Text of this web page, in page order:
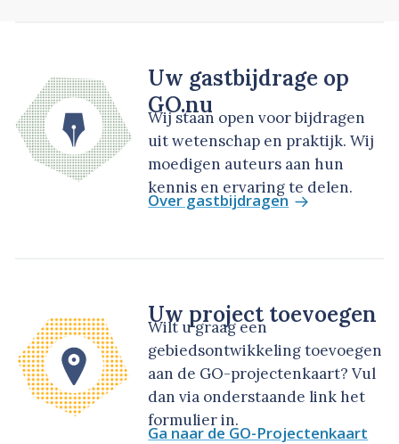
Uw gastbijdrage op
GO.nu
Wij staan open voor bijdragen
uit wetenschap en praktijk. Wij
moedigen auteurs aan hun
kennis en ervaring te delen.
Over gastbijdragen
Uw project toevoegen
Wilt u graag een
gebiedsontwikkeling toevoegen
aan de GO-projectenkaart? Vul
dan via onderstaande link het
formulier in.
Ga naar de GO-Projectenkaart